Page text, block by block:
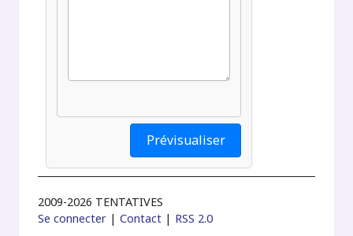
2009-2026 TENTATIVES
Se connecter |Contact | RSS 2.0